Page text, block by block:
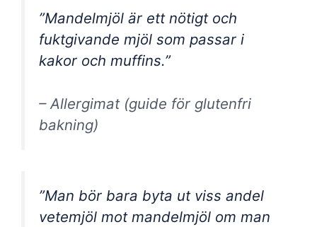
”Mandelmjöl är ett nötigt och
fuktgivande mjöl som passar i
kakor och muffins.”
– Allergimat (guide för glutenfri
bakning)
”Man bör bara byta ut viss andel
vetemjöl mot mandelmjöl om man